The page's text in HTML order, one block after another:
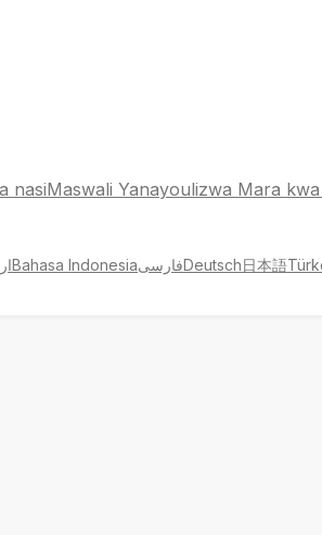
nasiMaswali Yanayoulizwa Mara
Bahasa IndonesiaفارسیDeutsch日本語